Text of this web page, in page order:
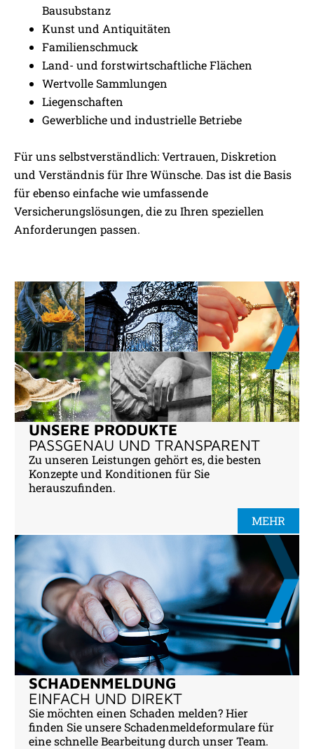
Bausubstanz
Kunst und Antiquitäten
Familienschmuck
Land- und forstwirtschaftliche Flächen
Wertvolle Sammlungen
Liegenschaften
Gewerbliche und industrielle Betriebe
Für uns selbstverständlich: Vertrauen, Diskretion
und Verständnis für Ihre Wünsche. Das ist die Basis
für ebenso einfache wie umfassende
Versicherungslösungen, die zu Ihren speziellen
Anforderungen passen.
UNSERE PRODUKTE
PASSGENAU UND TRANSPARENT
Zu unseren Leistungen gehört es, die besten
Konzepte und Konditionen für Sie
herauszufinden.
MEHR
SCHADENMELDUNG
EINFACH UND DIREKT
Sie möchten einen Schaden melden? Hier
finden Sie unsere Schadenmeldeformulare für
eine schnelle Bearbeitung durch unser Team.